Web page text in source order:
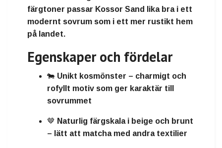
färgtoner passar Kossor Sand
lika bra i ett
modernt sovrum som i ett mer rustikt hem
på landet.
Egenskaper och fördelar
🐄 Unikt kosmönster – charmigt och
rofyllt motiv som ger karaktär till
sovrummet
🤎 Naturlig färgskala i beige och brunt
– lätt att matcha med andra textilier